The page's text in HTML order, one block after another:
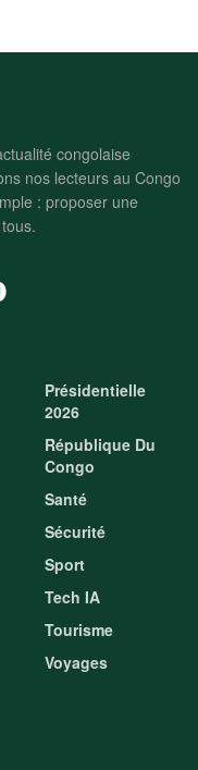
congolaise
nos lecteurs au Congo
: proposer une
Présidentielle
2026
République Du
Congo
Santé
Sécurité
Sport
Tech IA
Tourisme
Voyages